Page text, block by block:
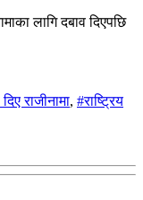
लागि दबाव दिएपछि
राजीनामा, #राष्ट्रिय